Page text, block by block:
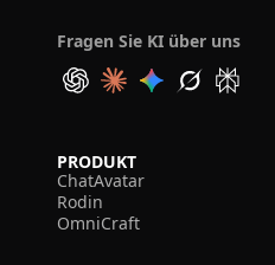
Fragen Sie KI über uns
PRODUKT
ChatAvatar
Rodin
OmniCraft